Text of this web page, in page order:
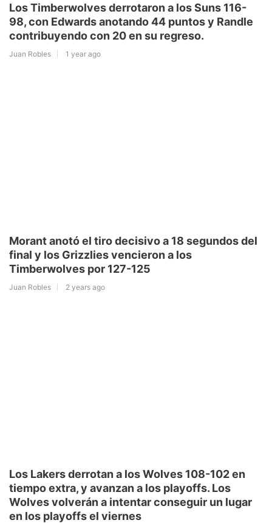
Los Timberwolves derrotaron a los Suns 116-
98, con Edwards anotando 44 puntos y Randle
contribuyendo con 20 en su regreso.
Juan Robles 1 year ago
Morant anotó el tiro decisivo a 18 segundos del
final y los Grizzlies vencieron a los
Timberwolves por 127-125
Juan Robles 2 years ago
Los Lakers derrotan a los Wolves 108-102 en
tiempo extra, y avanzan a los playoffs. Los
Wolves volverán a intentar conseguir un lugar
en los playoffs el viernes